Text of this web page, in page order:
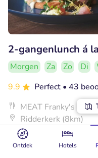
Ontdek Hotels
2-gangenlunch á
Morgen Za Zo Di
9.9
Perfect • 43
MEAT Franky's
Ridderkerk (8km)
Verkocht: 86